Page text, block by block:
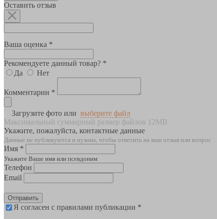
Оставить отзыв
Ваша оценка *
Рекомендуете данный товар? *
Да
Нет
Комментарии *
Загрузите фото или выберите файл
Максимальный суммарный размер файлов 12MB
Укажите, пожалуйста, контактные данные
Данные не публикуются и нужны, чтобы ответить на ваш отзыв или вопрос
Имя *
Укажите Ваше имя или псевдоним
Телефон
Email
Отправить
Я согласен с правилами публикации *